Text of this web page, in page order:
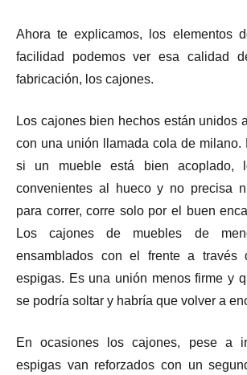
Ahora te explicamos, los elementos
facilidad podemos ver esa calidad
fabricación, los cajones.
Los cajones bien hechos están unidos
con una unión llamada cola de milano.
si un mueble está bien acoplado,
convenientes al hueco y no precisa
para correr, corre solo por el buen
Los cajones de muebles de
ensamblados con el frente a través
espigas. Es una unión menos firme y
se podría soltar y habría que volver a
En ocasiones los cajones, pese a
espigas van reforzados con un